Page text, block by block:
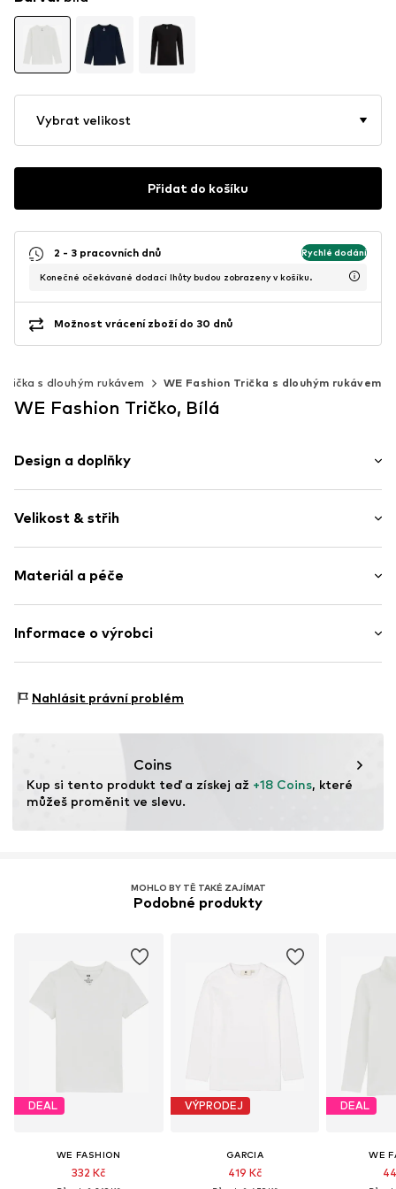
Vybrat velikost
Přidat do košíku
2 - 3 pracovních dnů Rychlé dodání
Konečné očekávané dodací lhůty budou zobrazeny v košíku.
Možnost vrácení zboží do 30 dnů
Trička s dlouhým rukávem WE Fashion Trička s dlouhým rukávem
WE Fashion Tričko, Bílá
Design a doplňky
žerzej
Výstřih do V
Položka č. WEF6644002000001
Velikost & střih
Střih: Normální střih
Materiál a péče
Materiál: 94% Bavlna, 6% Elastan
Informace o výrobci
3542AD Utecht
Nahlásit právní problém
Coins
Kup si tento produkt teď a získej až +18 Coins, které
můžeš proměnit ve slevu.
MOHLO BY TĚ TAKÉ ZAJÍMAT
Podobné produkty
DEAL
WE FASHION
332 Kč
VÝPRODEJ
GARCIA
419 Kč
DEAL
WE